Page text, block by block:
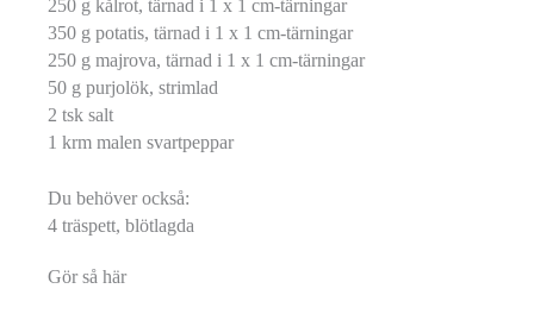
250 g kålrot, tärnad i 1 x 1 cm-tärningar
350 g potatis, tärnad i 1 x 1 cm-tärningar
250 g majrova, tärnad i 1 x 1 cm-tärningar
50 g purjolök, strimlad
2 tsk salt
1 krm malen svartpeppar
Du behöver också:
4 träspett, blötlagda
Gör så här